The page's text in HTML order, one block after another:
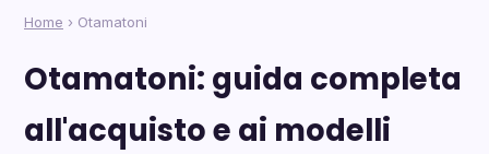
Home › Otamatoni
Otamatoni: guida completa
all'acquisto e ai modelli